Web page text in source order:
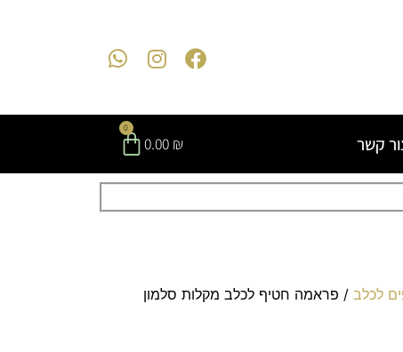
קשר 0.00 ₪
0
לכלב / פראמה חטיף לכלב מקלות סלמון